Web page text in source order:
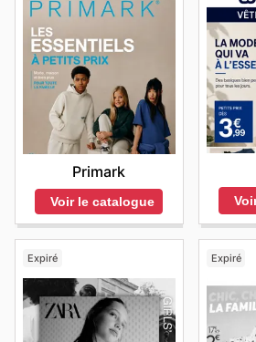
Primark
Voir le catalogue
Expiré Expiré